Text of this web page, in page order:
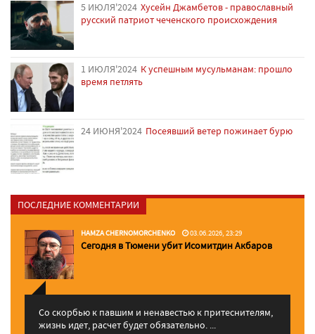
5 ИЮЛЯ'2024 Хусейн Джамбетов - православный
русский патриот чеченского происхождения
1 ИЮЛЯ'2024 К успешным мусульманам: прошло
время петлять
24 ИЮНЯ'2024 Посеявший ветер пожинает бурю
ПОСЛЕДНИЕ КОММЕНТАРИИ
HAMZA CHERNOMORCHENKO 03.06.2026, 23:29
Сегодня в Тюмени убит Исомитдин Акбаров
Со скорбью к павшим и ненавестью к притеснителям,
жизнь идет, расчет будет обязательно. ...